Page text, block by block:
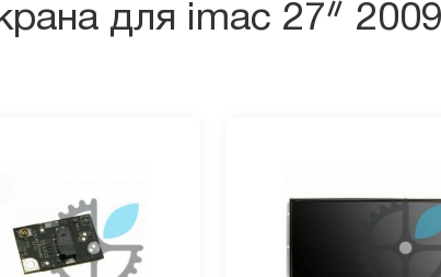
для imac 27ᐥ